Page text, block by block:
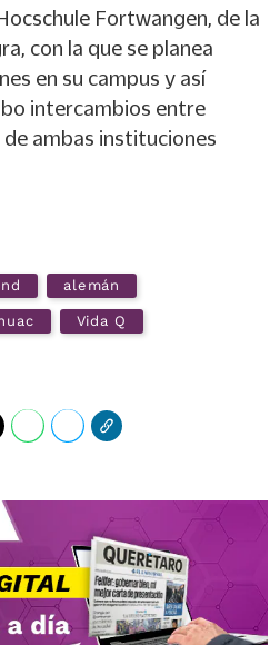
Fortwangen, de la
con la que se planea
en su campus y así
intercambios entre
ambas instituciones
alemán
Vida Q